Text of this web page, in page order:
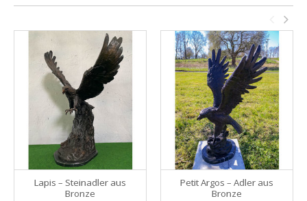
Lapis – Steinadler aus
Bronze
Petit Argos – Adler aus
Bronze